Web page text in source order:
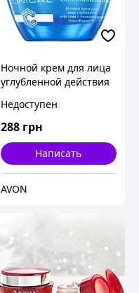
Ночной крем для лица
углубленной действия
восстановление», 30 мл
Avon, Эйвон, Ейвон
Недоступен
288 грн
Написать
AVON